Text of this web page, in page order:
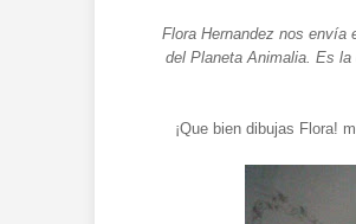
Flora Hernandez nos envía
del Planeta Animalia. Es
¡Que bien dibujas Flora!